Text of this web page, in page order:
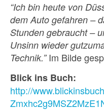
“Ich bin heute von
dem Auto gefahren –
Stunden gebraucht –
Unsinn wieder
Technik.”Im Bilde
Blick ins Buch:
http://